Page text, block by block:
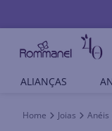
ALIANÇAS
Joias Anéis